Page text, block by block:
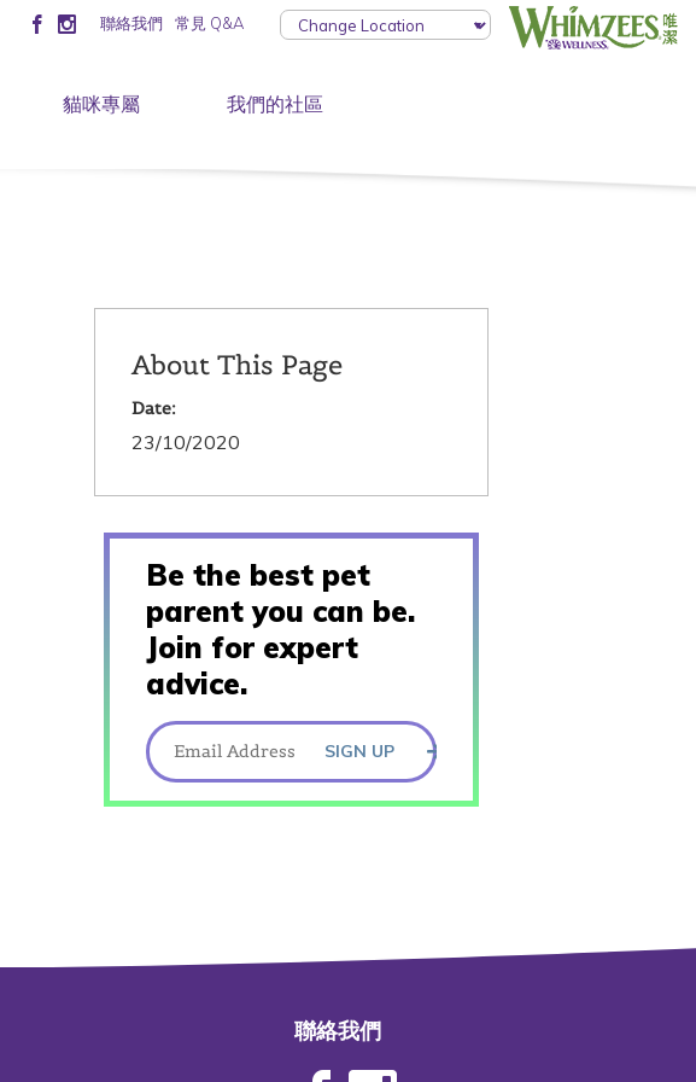
聯絡我們 常見 Q&A
貓咪專屬 我們的社區
About This Page
Date:
23/10/2020
Be the best pet
parent you can be.
Join for expert
advice.
SIGN UP
聯絡我們